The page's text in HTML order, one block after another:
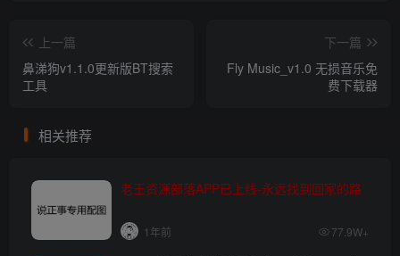
上一篇
鼻涕狗v1.1.0更新版BT搜索
工具
下一篇
Fly Music_v1.0 无损音乐免
费下载器
相关推荐
老王资源部落APP已上线-永远找到回家的路
1年前 77.9W+